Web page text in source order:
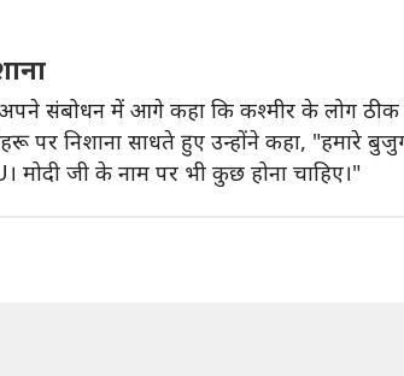
संबोधन में आगे कहा कि कश्मीर के लोग ठीक
पर निशाना साधते हुए उन्होंने कहा,
मोदी जी के नाम पर भी कुछ होना चाहिए।"